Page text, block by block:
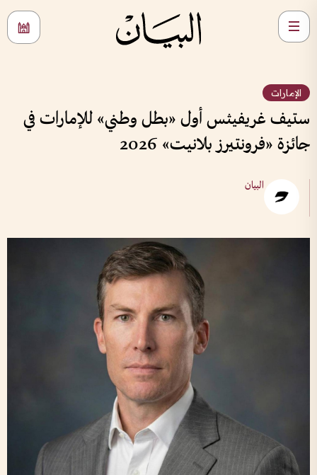
الإمارات
ستيف غريفيثس أول «بطل وطني» للإمارات في
جائزة «فرونتيرز بلانيت» 2026
البيان